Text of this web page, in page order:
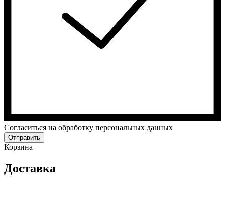
Cогласиться на обработку персональных данных
Отправить
Корзина
Доставка